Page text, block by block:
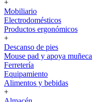
+
Mobiliario
Electrodomésticos
Productos ergonómicos
+
Descanso de pies
Mouse pad y apoya muñeca
Ferretería
Equipamiento
Alimentos y bebidas
+